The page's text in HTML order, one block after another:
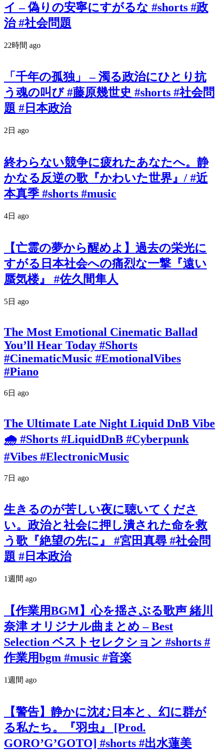
イ – 偽りの安寧にすがるな #shorts #政
治 #社会問題
22時間 ago
「千年の孤独」 – 濁る政治にひとり抗
う魂の叫び #藤原幾世史 #shorts #社会問
題 #日本政治
2日 ago
終わらない競争に疲れたあなたへ。静
かなる反逆の歌『かわいた世界』/ #近
本真季 #shorts #music
4日 ago
【亡霊の夢から醒めよ】過去の栄光に
すがる日本社会への痛烈な一撃『遠い
蜃気楼』 #佐久間隼人
5日 ago
The Most Emotional Cinematic Ballad
You’ll Hear Today #Shorts
#CinematicMusic #EmotionalVibes
#Piano
6日 ago
The Ultimate Late Night Liquid DnB Vibe
🌧️ #Shorts #LiquidDnB #Cyberpunk
#Vibes #ElectronicMusic
7日 ago
生きるのが苦しい夜に聴いてくださ
い。政治と社会に押し潰された命を救
う歌『絶望の先に』 #宮田真尋 #社会問
題 #日本政治
1週間 ago
【作業用BGM】心を揺さぶる歌声 緒川
奈津 オリジナル曲まとめ – Best
Selection ベストセレクション #shorts #
作業用bgm #music #音楽
1週間 ago
【警告】静かに沈む日本と、幻に群が
る私たち。『羽虫』 [Prod.
GORO’G’GOTO] #shorts #出水蓮美